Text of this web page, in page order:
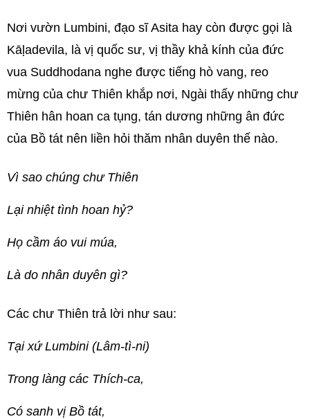
Nơi vườn Lumbini, đạo sĩ Asita hay còn được gọi là
Kāḷadevila, là vị quốc sư, vị thầy khả kính của đức
vua Suddhodana nghe được tiếng hò vang, reo
mừng của chư Thiên khắp nơi, Ngài thấy những chư
Thiên hân hoan ca tụng, tán dương những ân đức
của Bồ tát nên liền hỏi thăm nhân duyên thế nào.
Vì sao chúng chư Thiên
Lại nhiệt tình hoan hỷ?
Họ cầm áo vui múa,
Là do nhân duyên gì?
Các chư Thiên trả lời như sau:
Tại xứ Lumbini (Lâm-tì-ni)
Trong làng các Thích-ca,
Có sanh vị Bồ tát,